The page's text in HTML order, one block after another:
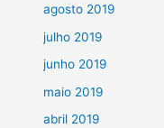
agosto 2019
julho 2019
junho 2019
maio 2019
abril 2019